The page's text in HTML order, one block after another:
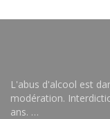
L'abus d'alcool est
modération.
ans. …